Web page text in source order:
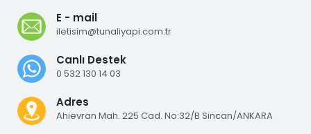
E - mail
iletisim@tunaliyapi.com.tr
Canlı Destek
0 532 130 14 03
Adres
Ahievran Mah. 225 Cad. No:32/B Sincan/ANKARA